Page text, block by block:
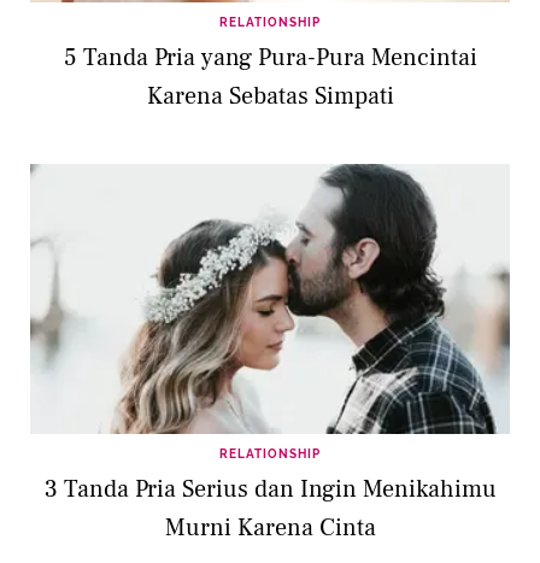
RELATIONSHIP
5 Tanda Pria yang Pura-Pura Mencintai
Karena Sebatas Simpati
RELATIONSHIP
3 Tanda Pria Serius dan Ingin Menikahimu
Murni Karena Cinta